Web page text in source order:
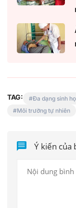
TAG: Đa dạng sinh
Môi trường tự nhiên
Ý kiến của